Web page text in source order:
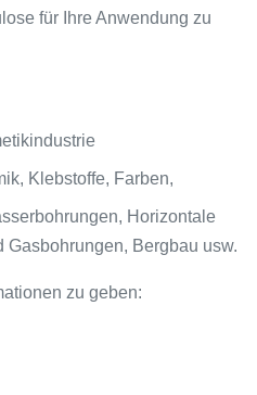
für Ihre Anwendung zu
Klebstoffe, Farben,
Horizontale
Gasbohrungen, Bergbau usw.
zu geben: